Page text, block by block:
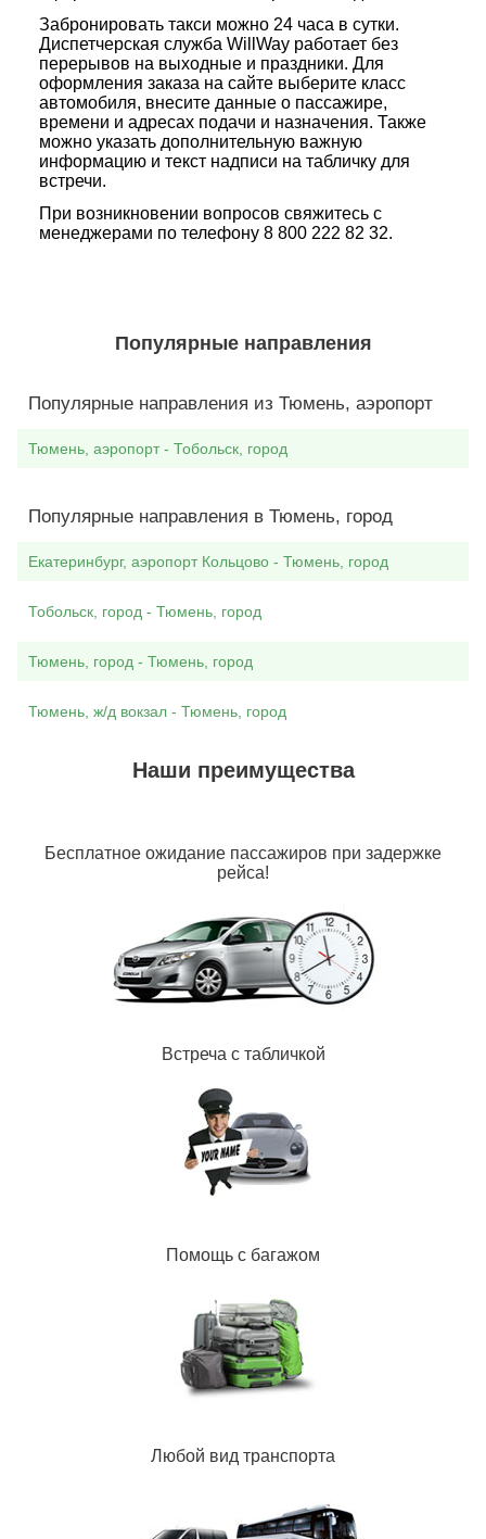
Забронировать такси можно 24 часа в сутки.
Диспетчерская служба WillWay работает без
перерывов на выходные и праздники. Для
оформления заказа на сайте выберите класс
автомобиля, внесите данные о пассажире,
времени и адресах подачи и назначения. Также
можно указать дополнительную важную
информацию и текст надписи на табличку для
встречи.
При возникновении вопросов свяжитесь с
менеджерами по телефону 8 800 222 82 32.
Популярные направления
Популярные направления из Тюмень, аэропорт
Тюмень, аэропорт - Тобольск, город
Популярные направления в Тюмень, город
Екатеринбург, аэропорт Кольцово - Тюмень, город
Тобольск, город - Тюмень, город
Тюмень, город - Тюмень, город
Тюмень, ж/д вокзал - Тюмень, город
Наши преимущества
Бесплатное ожидание пассажиров при задержке
рейса!
Встреча с табличкой
Помощь с багажом
Любой вид транспорта